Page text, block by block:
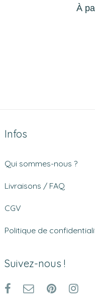
À
Infos
Qui sommes-nous ?
Livraisons / FAQ
CGV
Politique de
Suivez-nous !